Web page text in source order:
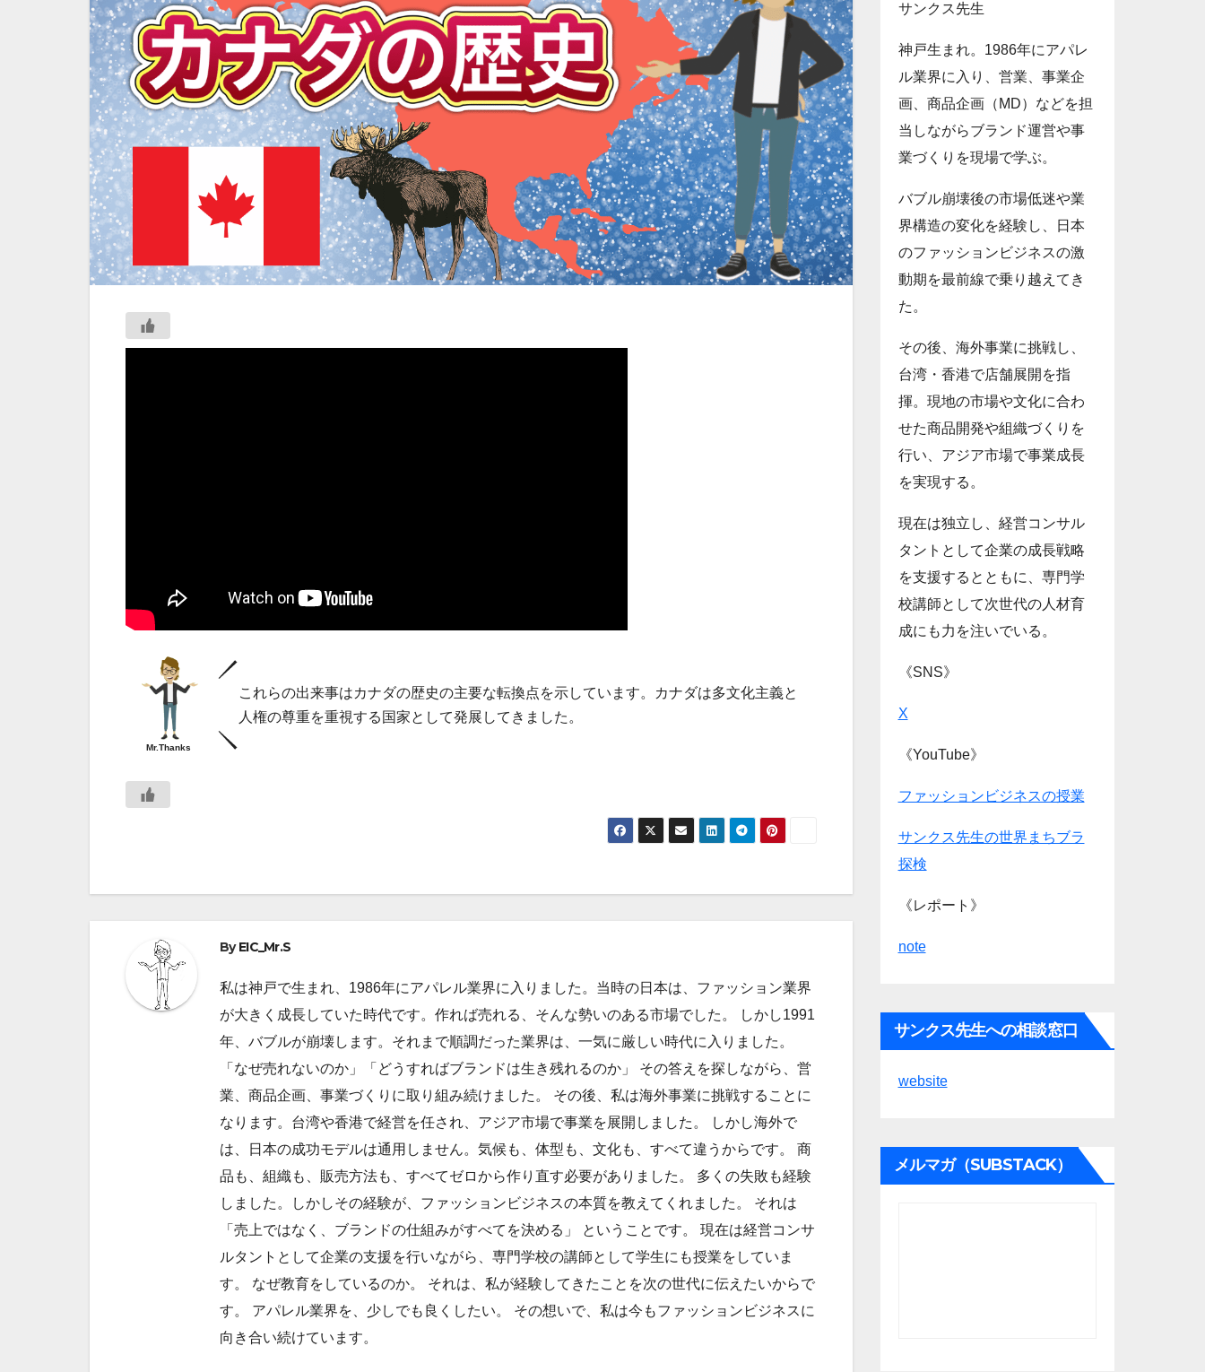
Mr.Thanks
これらの出来事はカナダの歴史の主要な転換点を示しています。カナダは多文化主義と
人権の尊重を重視する国家として発展してきました。
ByEIC_Mr.S
私は神戸で生まれ、1986年にアパレル業界に入りました。当時の日本は、ファッション業界
が大きく成長していた時代です。作れば売れる、そんな勢いのある市場でした。 しかし1991
年、バブルが崩壊します。それまで順調だった業界は、一気に厳しい時代に入りました。
「なぜ売れないのか」「どうすればブランドは生き残れるのか」 その答えを探しながら、営
業、商品企画、事業づくりに取り組み続けました。 その後、私は海外事業に挑戦することに
なります。台湾や香港で経営を任され、アジア市場で事業を展開しました。 しかし海外で
は、日本の成功モデルは通用しません。気候も、体型も、文化も、すべて違うからです。 商
品も、組織も、販売方法も、すべてゼロから作り直す必要がありました。 多くの失敗も経験
しました。しかしその経験が、ファッションビジネスの本質を教えてくれました。 それは
「売上ではなく、ブランドの仕組みがすべてを決める」 ということです。 現在は経営コンサ
ルタントとして企業の支援を行いながら、専門学校の講師として学生にも授業をしていま
す。 なぜ教育をしているのか。 それは、私が経験してきたことを次の世代に伝えたいからで
す。 アパレル業界を、少しでも良くしたい。 その想いで、私は今もファッションビジネスに
向き合い続けています。
サンクス先生
神戸生まれ。1986年にアパレ
ル業界に入り、営業、事業企
画、商品企画（MD）などを担
当しながらブランド運営や事
業づくりを現場で学ぶ。
バブル崩壊後の市場低迷や業
界構造の変化を経験し、日本
のファッションビジネスの激
動期を最前線で乗り越えてき
た。
その後、海外事業に挑戦し、
台湾・香港で店舗展開を指
揮。現地の市場や文化に合わ
せた商品開発や組織づくりを
行い、アジア市場で事業成長
を実現する。
現在は独立し、経営コンサル
タントとして企業の成長戦略
を支援するとともに、専門学
校講師として次世代の人材育
成にも力を注いでいる。
《SNS》
X
《YouTube》
ファッションビジネスの授業
サンクス先生の世界まちブラ
探検
《レポート》
note
サンクス先生への相談窓口
website
メルマガ（SUBSTACK）